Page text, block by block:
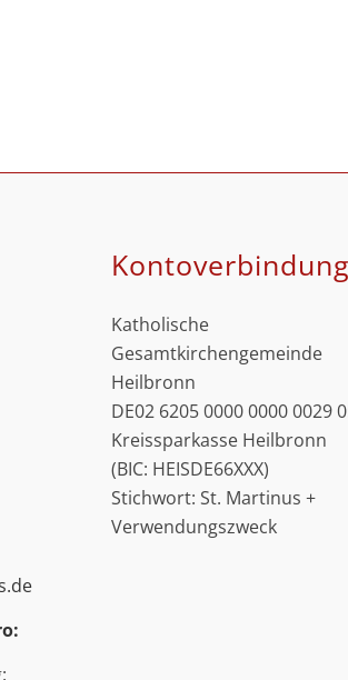
Kontoverbindung
Katholische
Gesamtkirchengemeinde
Heilbronn
DE02 6205 0000 0000 0029
Kreissparkasse Heilbronn
(BIC: HEISDE66XXX)
Stichwort: St. Martinus +
Verwendungszweck